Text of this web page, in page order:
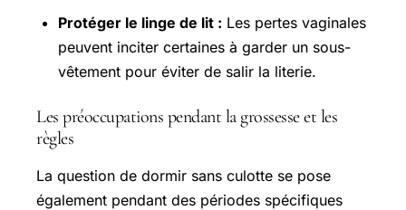
Protéger le linge de lit : Les pertes vaginales
peuvent inciter certaines à garder un sous-
vêtement pour éviter de salir la literie.
Les préoccupations pendant la grossesse et les
règles
La question de dormir sans culotte se pose
également pendant des périodes spécifiques